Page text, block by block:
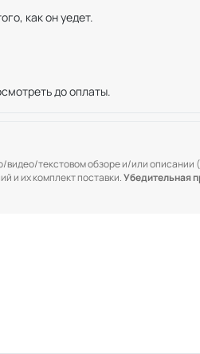
как он уедет.
до оплаты.
видео/текстовом обзоре и/или описании
и их комплект поставки.Убедительная